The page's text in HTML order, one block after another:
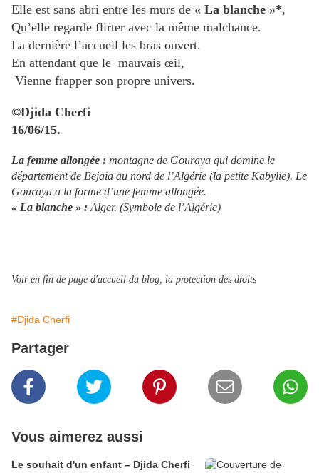
Elle est sans abri entre les murs de « La blanche »*,
Qu’elle regarde flirter avec la même malchance.
La dernière l’accueil les bras ouvert.
En attendant que le mauvais œil,
Vienne frapper son propre univers.
©Djida Cherfi
16/06/15.
La femme allongée : montagne de Gouraya qui domine le
département de Bejaia au nord de l’Algérie (la petite Kabylie). Le
Gouraya a la forme d’une femme allongée.
« La blanche » : Alger. (Symbole de l’Algérie)
Voir en fin de page d'accueil du blog, la protection des droits
#Djida Cherfi
Partager
Vous aimerez aussi
Le souhait d'un enfant – Djida Cherfi